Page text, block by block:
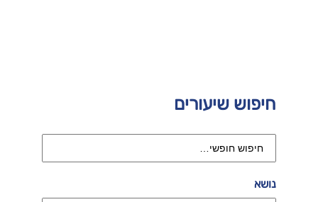
חיפוש שיעורים
נושא